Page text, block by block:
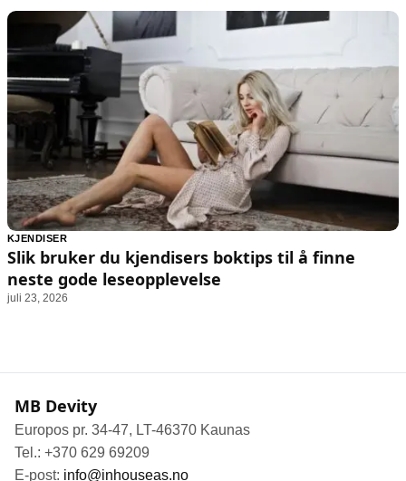
KJENDISER
Slik bruker du kjendisers boktips til å finne
neste gode leseopplevelse
juli 23, 2026
MB Devity
Europos pr. 34-47, LT-46370 Kaunas
Tel.: +370 629 69209
E-post: info@inhouseas.no